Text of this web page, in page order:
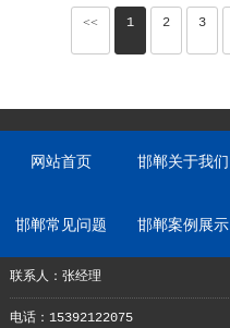
<< 1 2 3
网站首页 邯郸关于我们
邯郸常见问题 邯郸案例展示
联系人：张经理
电话：15392122075